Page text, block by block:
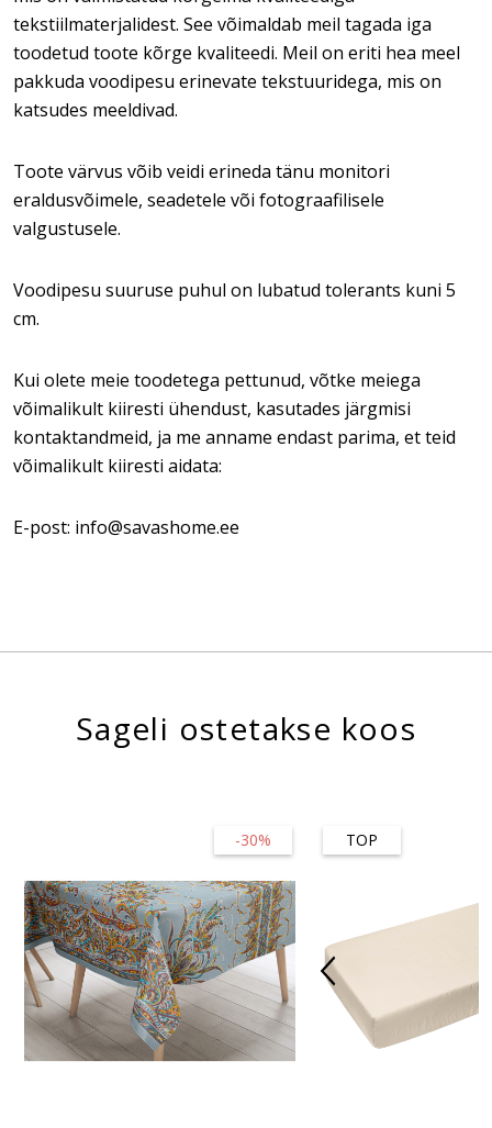
tekstiilmaterjalidest. See võimaldab meil tagada iga
toodetud toote kõrge kvaliteedi. Meil on eriti hea meel
pakkuda voodipesu erinevate tekstuuridega, mis on
katsudes meeldivad.
Toote värvus võib veidi erineda tänu monitori
eraldusvõimele, seadetele või fotograafilisele
valgustusele.
Voodipesu suuruse puhul on lubatud tolerants kuni 5
cm.
Kui olete meie toodetega pettunud, võtke meiega
võimalikult kiiresti ühendust, kasutades järgmisi
kontaktandmeid, ja me anname endast parima, et teid
võimalikult kiiresti aidata:
E-post: info@savashome.ee
Sageli ostetakse koos
-30% TOP